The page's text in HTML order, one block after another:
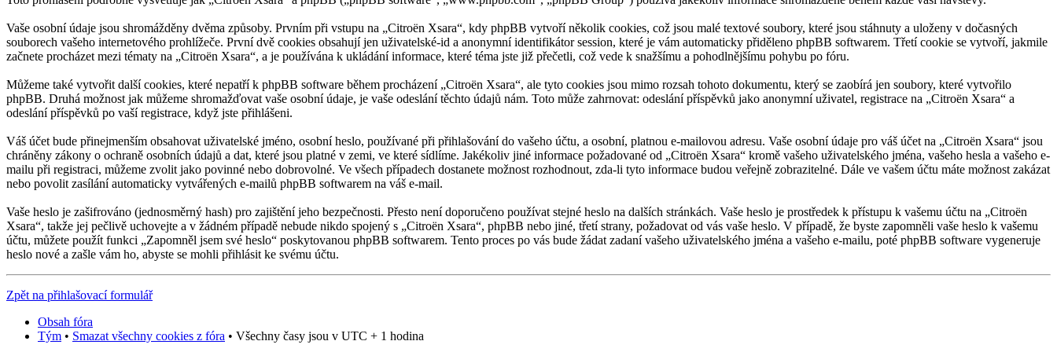
Vaše osobní údaje jsou shromážděny dvěma způsoby. Prvním při vstupu na „Citroën Xsara“, kdy phpBB vytvoří několik cookies, což jsou malé textové soubory, které jsou stáhnuty a uloženy v dočasných
souborech vašeho internetového prohlížeče. První dvě cookies obsahují jen uživatelské-id a anonymní identifikátor session, které je vám automaticky přiděleno phpBB softwarem. Třetí cookie se vytvoří, jakmile
začnete procházet mezi tématy na „Citroën Xsara“, a je používána k ukládání informace, které téma jste již přečetli, což vede k snažšímu a pohodlnějšímu pohybu po fóru.
Můžeme také vytvořit další cookies, které nepatří k phpBB software během procházení „Citroën Xsara“, ale tyto cookies jsou mimo rozsah tohoto dokumentu, který se zaobírá jen soubory, které vytvořilo
phpBB. Druhá možnost jak můžeme shromažďovat vaše osobní údaje, je vaše odeslání těchto údajů nám. Toto může zahrnovat: odeslání příspěvků jako anonymní uživatel, registrace na „Citroën Xsara“ a
odeslání příspěvků po vaší registrace, když jste přihlášeni.
Váš účet bude přinejmenším obsahovat uživatelské jméno, osobní heslo, používané při přihlašování do vašeho účtu, a osobní, platnou e-mailovou adresu. Vaše osobní údaje pro váš účet na „Citroën Xsara“ jsou
chráněny zákony o ochraně osobních údajů a dat, které jsou platné v zemi, ve které sídlíme. Jakékoliv jiné informace požadované od „Citroën Xsara“ kromě vašeho uživatelského jména, vašeho hesla a vašeho e-
mailu při registraci, můžeme zvolit jako povinné nebo dobrovolné. Ve všech případech dostanete možnost rozhodnout, zda-li tyto informace budou veřejně zobrazitelné. Dále ve vašem účtu máte možnost zakázat
nebo povolit zasílání automaticky vytvářených e-mailů phpBB softwarem na váš e-mail.
Vaše heslo je zašifrováno (jednosměrný hash) pro zajištění jeho bezpečnosti. Přesto není doporučeno používat stejné heslo na dalších stránkách. Vaše heslo je prostředek k přístupu k vašemu účtu na „Citroën
Xsara“, takže jej pečlivě uchovejte a v žádném případě nebude nikdo spojený s „Citroën Xsara“, phpBB nebo jiné, třetí strany, požadovat od vás vaše heslo. V případě, že byste zapomněli vaše heslo k vašemu
účtu, můžete použít funkci „Zapomněl jsem své heslo“ poskytovanou phpBB softwarem. Tento proces po vás bude žádat zadaní vašeho uživatelského jména a vašeho e-mailu, poté phpBB software vygeneruje
heslo nové a zašle vám ho, abyste se mohli přihlásit ke svému účtu.
Zpět na přihlašovací formulář
Obsah fóra
Tým • Smazat všechny cookies z fóra • Všechny časy jsou v UTC + 1 hodina